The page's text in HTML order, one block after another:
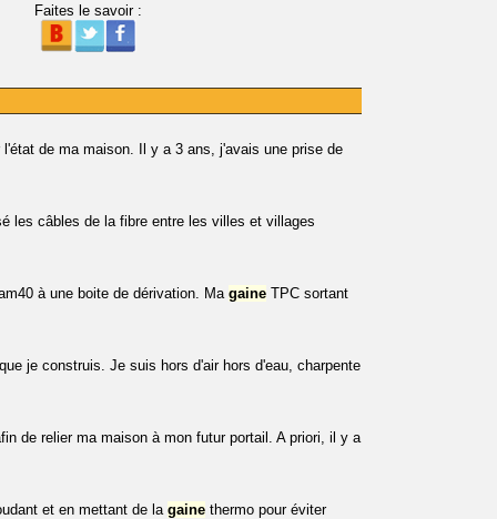
Faites le savoir :
de ma maison. Il y a 3 ans, j'avais une prise de
les câbles de la fibre entre les villes et villages
à une boite de dérivation. Ma gaine TPC sortant
je construis. Je suis hors d'air hors d'eau, charpente
de relier ma maison à mon futur portail. A priori, il y a
et en mettant de la gaine thermo pour éviter